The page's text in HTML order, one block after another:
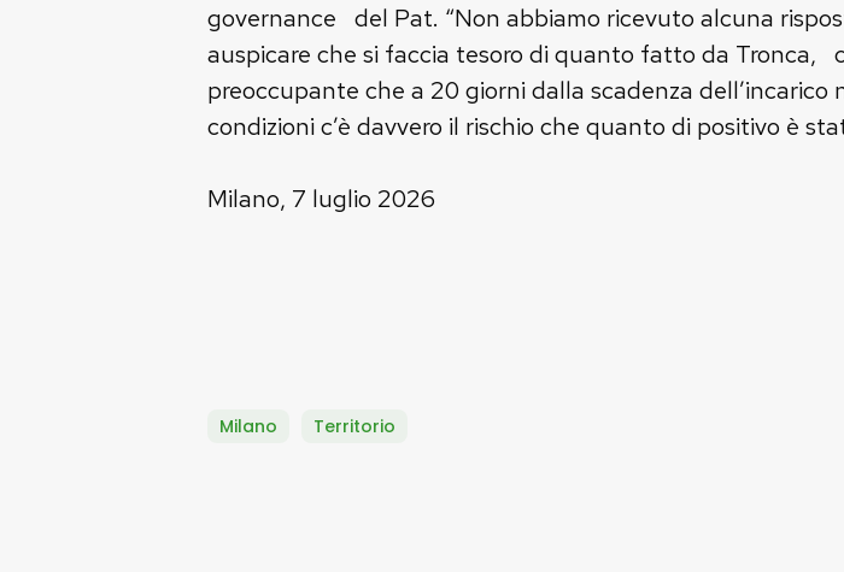
governance del Pat. “Non abbiamo ricevuto alcuna
auspicare che si faccia tesoro di quanto fatto da Tronca,
preoccupante che a 20 giorni dalla scadenza
condizioni c’è davvero il rischio che quanto di positivo è
Milano, 7 luglio 2026
Milano Territorio